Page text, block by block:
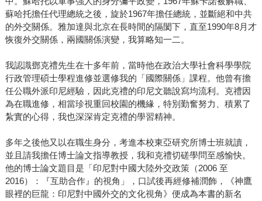
蘇哈托擔任代理總統之後，旋於1967年擔任總統，並斷絕和中共
的外交關係。雅加達與北京在長時間的隔閡下，直至1990年8月才
恢復外交關係，兩國關係演變，我算略知一二。
我認識鄧克禮先生在十多年前，當時他在政治大學社會科學學院
行政管理碩士學程進修並選修我的「國際關係」課程。他曾有擔
任公職外派印尼經驗，因此克禮的印尼文聽說寫均流利。克禮因
為在職進修，相當珍視重回校園的機緣，特別勤奮努力、積累了
紮實的心得，我也深深肯定克禮的學習精神。
多年之後他又以在職生身分，考進本校東亞研究所博士班就讀，
並且請我擔任博士論文指導教授，我和克禮切磋學問至感愉快。
他的博士論文題目是「印尼對中國大陸外交政策（2006 至
2016）：『互助合作』的視角」，口試後再經修補潤飾，《神鷹
眼裡的巨龍：印尼對中國外交的文化視角》便成為本書的新名